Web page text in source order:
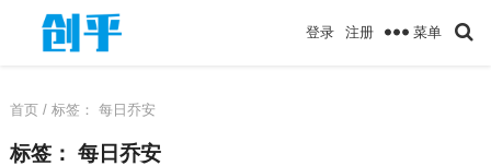
登录 注册 菜单
首页/ 标签： 每日乔安
标签： 每日乔安